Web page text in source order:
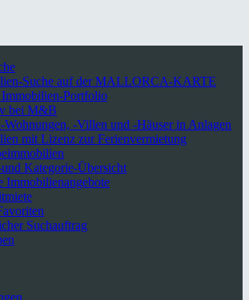
Suche auf der MALLORCA-KARTE
Portfolio
bei M&B
Wohnungen, -Villen und -Häuser in Anlagen
mit Lizenz zur Ferienvermietung
Kategorie-Übersicht
Immobilienangebote
Suchauftrag